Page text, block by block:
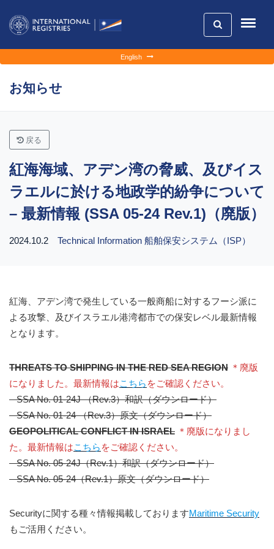
English
お知らせ
戻る
紅海海域、アデン湾の脅威、及びイス
ラエルに於ける地政学的紛争について
– 最新情報 (SSA 05-24 Rev.1)（廃版）
2024.10.2 Technical Information 船舶保安システム（ISP）
紅海、アデン湾で発生している一般商船に対するフーシ派に
よる攻撃、及びイスラエル港湾都市での保安レベル最新情報
となります。
THREATS TO SHIPPING IN THE RED SEA REGION ＊廃版
になりました。最新情報はこちら をご確認ください。
– SSA No. 01-24J （Rev.3）和訳（ダウンロード）
– SSA No. 01-24 （Rev.3）原文（ダウンロード）
GEOPOLITICAL CONFLICT IN ISRAEL ＊廃版になりまし
た。最新情報はこちら をご確認ください。
– SSA No. 05-24J（Rev.1）和訳（ダウンロード）
– SSA No. 05-24（Rev.1）原文（ダウンロード）
Securityに関する種々情報掲載しておりますMaritime Security
もご活用ください。